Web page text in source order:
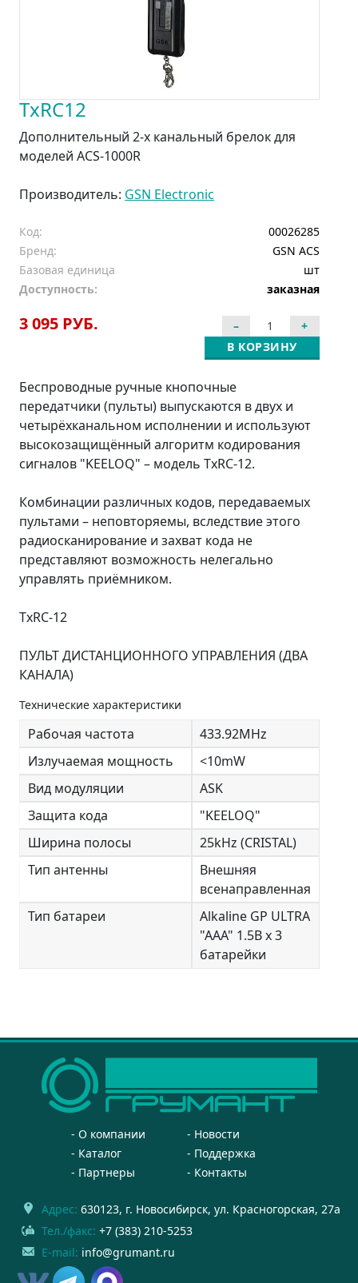
TxRC12
Дополнительный 2-х канальный брелок для
моделей ACS-1000R
Производитель: GSN Electronic
Код:
00026285
Бренд:
GSN ACS
Базовая единица
шт
Доступность:
заказная
3 095 РУБ.
В КОРЗИНУ
Беспроводные ручные кнопочные
передатчики (пульты) выпускаются в двух и
четырёхканальном исполнении и используют
высокозащищённый алгоритм кодирования
сигналов "KEELOQ" – модель TxRC-12.
Комбинации различных кодов, передаваемых
пультами – неповторяемы, вследствие этого
радиосканирование и захват кода не
представляют возможность нелегально
управлять приёмником.
TxRC-12
ПУЛЬТ ДИСТАНЦИОННОГО УПРАВЛЕНИЯ (ДВА
КАНАЛА)
Технические характеристики
Рабочая частота
433.92MHz
Излучаемая мощность
<10mW
Вид модуляции
ASK
Защита кода
"KEELOQ"
Ширина полосы
25kHz (CRISTAL)
Тип антенны
Внешняя
всенаправленная
Тип батареи
Alkaline GP ULTRA
"AAA" 1.5В x 3
батарейки
О компании
Новости
Каталог
Поддержка
Партнеры
Контакты
Адрес: 630123, г. Новосибирск, ул. Красногорская, 27а
Тел./факс: +7 (383) 210-5253
E-mail: info@grumant.ru